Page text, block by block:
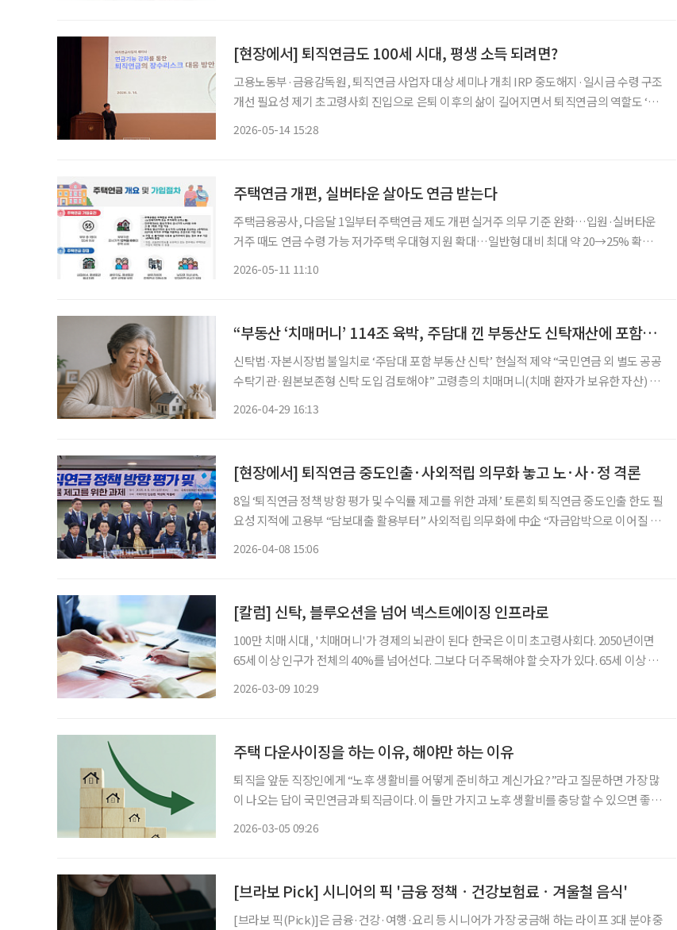
[현장에서] 퇴직연금도 100세 시대, 평생 소득 되려면?
고용노동부·금융감독원, 퇴직연금 사업자 대상 세미나 개최 IRP 중도해지·일시금 수령 구조
개선 필요성 제기 초고령사회 진입으로 은퇴 이후의 삶이 길어지면서 퇴직연금의 역할도 ‘적
2026-05-14 15:28
주택연금 개편, 실버타운 살아도 연금 받는다
주택금융공사, 다음달 1일부터 주택연금 제도 개편 실거주 의무 기준 완화…입원·실버타운
거주 때도 연금 수령 가능 저가주택 우대형 지원 확대…일반형 대비 최대 약 20→25% 확대
2026-05-11 11:10
“부동산 ‘치매머니’ 114조 육박, 주담대 낀 부동산도 신탁재산에 포함해야”
신탁법·자본시장법 불일치로 ‘주담대 포함 부동산 신탁’ 현실적 제약 “국민연금 외 별도 공공
수탁기관·원본보존형 신탁 도입 검토해야” 고령층의 치매머니(치매 환자가 보유한 자산) 대
2026-04-29 16:13
[현장에서] 퇴직연금 중도인출·사외적립 의무화 놓고 노·사·정 격론
8일 ‘퇴직연금 정책 방향 평가 및 수익률 제고를 위한 과제’ 토론회 퇴직연금 중도인출 한도 필
요성 지적에 고용부 “담보대출 활용부터” 사외적립 의무화에 中企 “자금압박으로 이어질 수
2026-04-08 15:06
[칼럼] 신탁, 블루오션을 넘어 넥스트에이징 인프라로
100만 치매 시대, '치매머니'가 경제의 뇌관이 된다 한국은 이미 초고령사회다. 2050년이면
65세 이상 인구가 전체의 40%를 넘어선다. 그보다 더 주목해야 할 숫자가 있다. 65세 이상 치
2026-03-09 10:29
주택 다운사이징을 하는 이유, 해야만 하는 이유
퇴직을 앞둔 직장인에게 “노후 생활비를 어떻게 준비하고 계신가요?”라고 질문하면 가장 많
이 나오는 답이 국민연금과 퇴직금이다. 이 둘만 가지고 노후 생활비를 충당할 수 있으면 좋겠
2026-03-05 09:26
[브라보 Pick] 시니어의 픽 '금융 정책ㆍ건강보험료ㆍ겨울철 음식'
[브라보 픽(Pick)]은 금융·건강·여행·요리 등 시니어가 가장 궁금해 하는 라이프 3대 분야 중